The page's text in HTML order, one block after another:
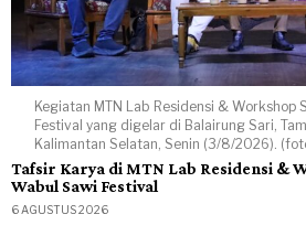
Kegiatan MTN Lab Residensi & Workshop
Festival yang digelar di Balairung Sari,
Kalimantan Selatan, Senin (3/8/2026).
Tafsir Karya di MTN Lab Residensi &
Wabul Sawi Festival
6 AGUSTUS 2026